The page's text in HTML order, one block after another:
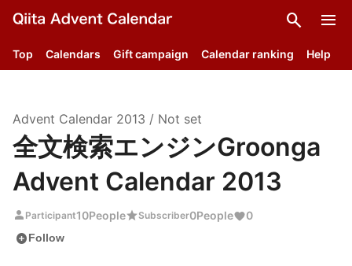
search menu
Top Calendars Gift campaign Calendar ranking Help
Advent Calendar 2013 / Not set
全文検索エンジンGroonga
Advent Calendar 2013
person Participant10PeoplestarSubscriber0People 0
add_circleFollow